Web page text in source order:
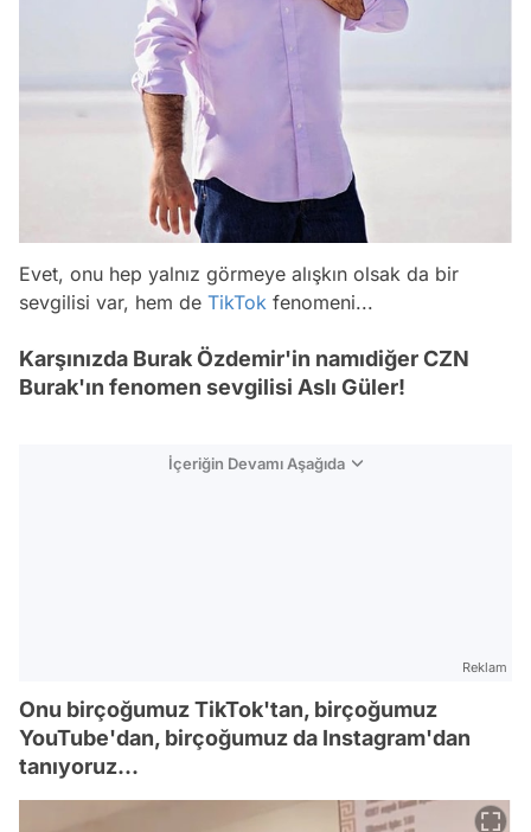
Evet, onu hep yalnız görmeye alışkın olsak da bir
sevgilisi var, hem de TikTok fenomeni...
Karşınızda Burak Özdemir'in namıdiğer CZN
Burak'ın fenomen sevgilisi Aslı Güler!
İçeriğin Devamı Aşağıda
Reklam
Onu birçoğumuz TikTok'tan, birçoğumuz
YouTube'dan, birçoğumuz da Instagram'dan
tanıyoruz...